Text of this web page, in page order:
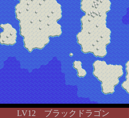
LV12 ブラックドラゴン